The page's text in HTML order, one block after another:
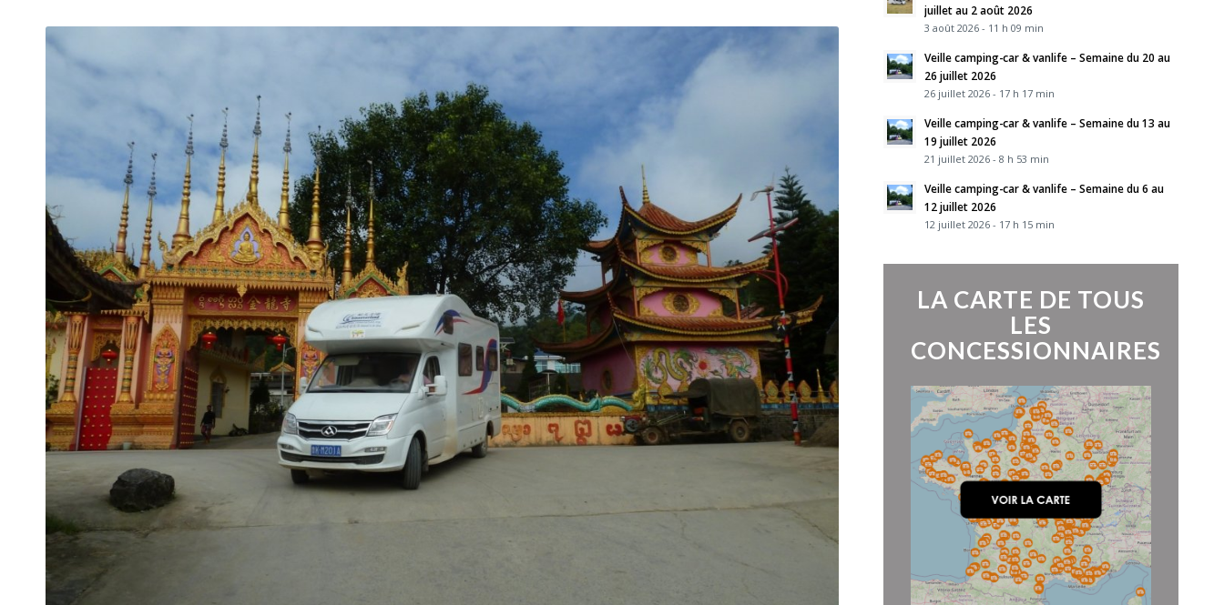
juillet au 2 août 2026
3 août 2026 - 11 h 09 min
Veille camping-car & vanlife – Semaine du 20 au
26 juillet 2026
26 juillet 2026 - 17 h 17 min
Veille camping-car & vanlife – Semaine du 13 au
19 juillet 2026
21 juillet 2026 - 8 h 53 min
Veille camping-car & vanlife – Semaine du 6 au
12 juillet 2026
12 juillet 2026 - 17 h 15 min
LA CARTE DE TOUS
LES
CONCESSIONNAIRES